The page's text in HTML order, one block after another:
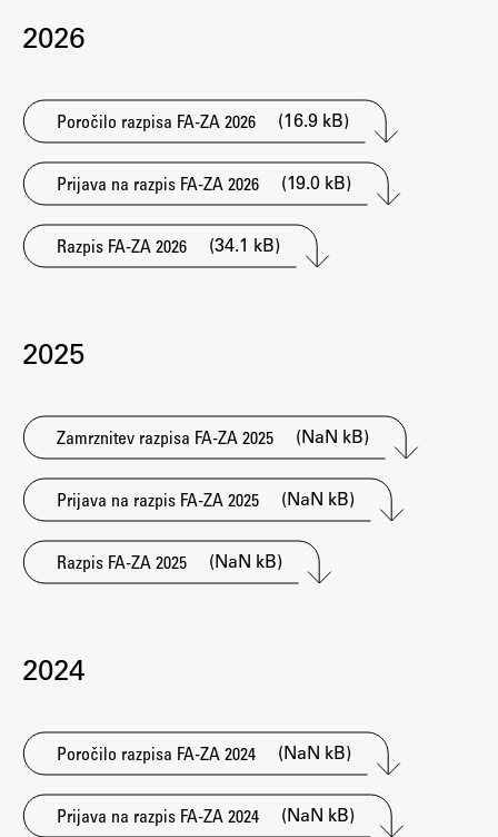
Osebje
Alumni
Knjižnica
Mednarodno sodelovanje
Članstva v združenjih
Konzorciji
Tržna dejavnost
Intranet UL
Osebni portal FIORI
Spletni arhiv DEPO
Študij
Predstavitev študija
Študijski programi
Predmeti
Izbirni moduli EMŠA
2026
Poročilo razpisa FA-ZA 2026 (16.9 kB)
Prijava na razpis FA-ZA 2026 (19.0 kB)
Razpis FA-ZA 2026 (34.1 kB)
2025
Zamrznitev razpisa FA-ZA 2025 (NaN kB)
Prijava na razpis FA-ZA 2025 (NaN kB)
Razpis FA-ZA 2025 (NaN kB)
2024
Poročilo razpisa FA-ZA 2024 (NaN kB)
Prijava na razpis FA-ZA 2024 (NaN kB)